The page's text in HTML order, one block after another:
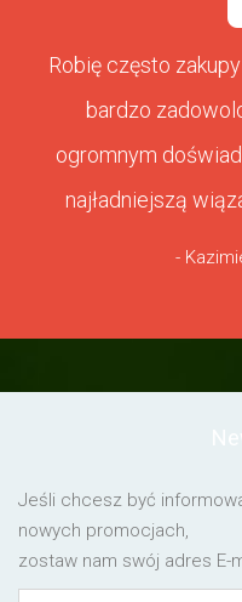
Robię często
bardzo
ogromnym
najładniejszą
-
Jeśli chcesz być
nowych promocjach,
zostaw nam swój adres E-